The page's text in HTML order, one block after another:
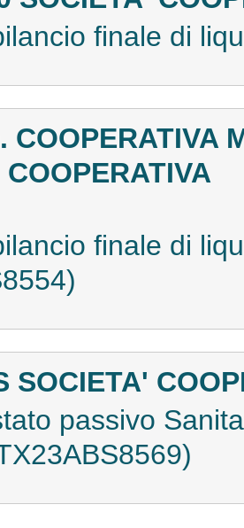
finale di
COOPERATIVA
finale di
SOCIETA'
passivo